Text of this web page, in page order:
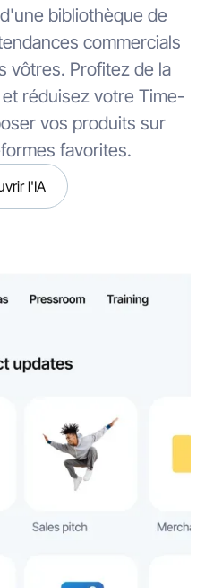
bibliothèque de
commercials
vôtres. Profitez de la
réduisez votre Time-
vos produits sur
favorites.
l'IA